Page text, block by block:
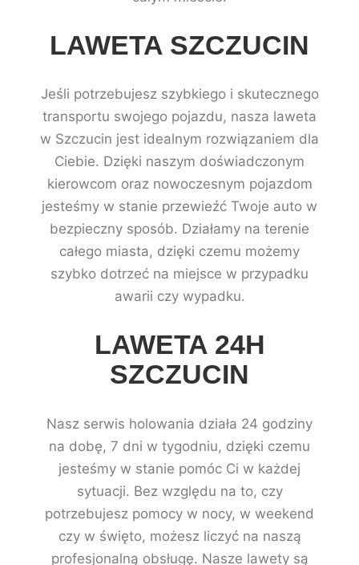
LAWETA SZCZUCIN
Jeśli potrzebujesz szybkiego i skutecznego
transportu swojego pojazdu, nasza laweta
w Szczucin jest idealnym rozwiązaniem dla
Ciebie. Dzięki naszym doświadczonym
kierowcom oraz nowoczesnym pojazdom
jesteśmy w stanie przewieźć Twoje auto w
bezpieczny sposób. Działamy na terenie
całego miasta, dzięki czemu możemy
szybko dotrzeć na miejsce w przypadku
awarii czy wypadku.
LAWETA 24H
SZCZUCIN
Nasz serwis holowania działa 24 godziny
na dobę, 7 dni w tygodniu, dzięki czemu
jesteśmy w stanie pomóc Ci w każdej
sytuacji. Bez względu na to, czy
potrzebujesz pomocy w nocy, w weekend
czy w święto, możesz liczyć na naszą
profesjonalną obsługę. Nasze lawety są